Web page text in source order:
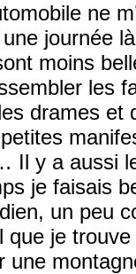
ne
journée
moins
les
drames et
Il y a aussi
je faisais
un peu
je
une